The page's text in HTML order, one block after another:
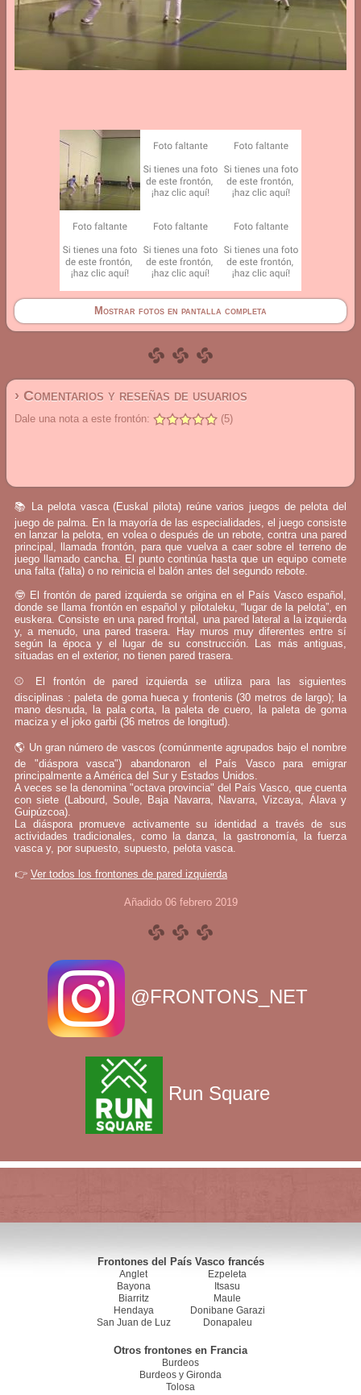
Mostrar fotos en pantalla completa
› Comentarios y reseñas de usuarios
Dale una nota a este frontón: (5)
📚 La pelota vasca (Euskal pilota) reúne varios juegos de pelota del
juego de palma. En la mayoría de las especialidades, el juego consiste
en lanzar la pelota, en volea o después de un rebote, contra una pared
principal, llamada frontón, para que vuelva a caer sobre el terreno de
juego llamado cancha. El punto continúa hasta que un equipo comete
una falta (falta) o no reinicia el balón antes del segundo rebote.
🤓 El frontón de pared izquierda se origina en el País Vasco español,
donde se llama frontón en español y pilotaleku, “lugar de la pelota”, en
euskera. Consiste en una pared frontal, una pared lateral a la izquierda
y, a menudo, una pared trasera. Hay muros muy diferentes entre sí
según la época y el lugar de su construcción. Las más antiguas,
situadas en el exterior, no tienen pared trasera.
⚾ El frontón de pared izquierda se utiliza para las siguientes
disciplinas : paleta de goma hueca y frontenis (30 metros de largo); la
mano desnuda, la pala corta, la paleta de cuero, la paleta de goma
maciza y el joko garbi (36 metros de longitud).
🌎 Un gran número de vascos (comúnmente agrupados bajo el nombre
de "diáspora vasca") abandonaron el País Vasco para emigrar
principalmente a América del Sur y Estados Unidos.
A veces se la denomina "octava provincia" del País Vasco, que cuenta
con siete (Labourd, Soule, Baja Navarra, Navarra, Vizcaya, Álava y
Guipúzcoa).
La diáspora promueve activamente su identidad a través de sus
actividades tradicionales, como la danza, la gastronomía, la fuerza
vasca y, por supuesto, supuesto, pelota vasca.
👉 Ver todos los frontones de pared izquierda
Añadido 06 febrero 2019
@FRONTONS_NET
Run Square
Frontones del País Vasco francés
Anglet
Bayona
Biarritz
Hendaya
San Juan de Luz
Ezpeleta
Itsasu
Maule
Donibane Garazi
Donapaleu
Otros frontones en Francia
Burdeos
Burdeos y Gironda
Tolosa